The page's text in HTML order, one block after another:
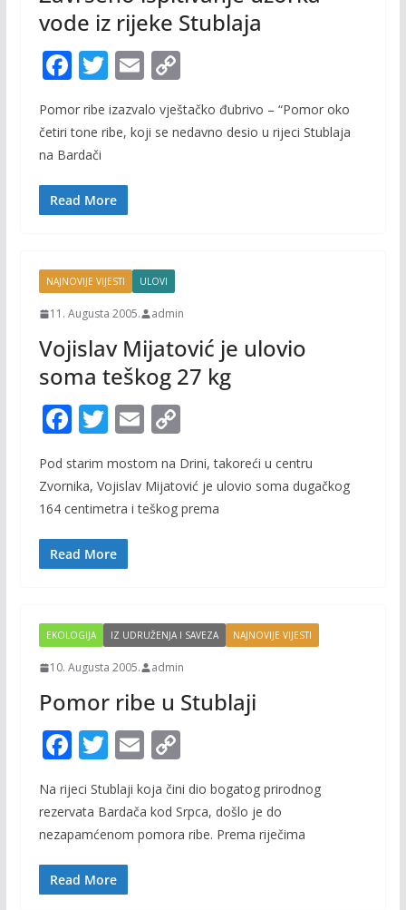
vode iz rijeke Stublaja
F
ac
e
b
o
o
T
itt
er
E
m
ai
l
C
o
p
Pomor ribe izazvalo vještačko đubrivo – “Pomor oko
četiri tone ribe, koji se nedavno desio u rijeci Stublaja
na Bardači
Read More
NAJNOVIJE VIJESTI ULOVI
11. Augusta 2005. admin
Vojislav Mijatović je ulovio
soma teškog 27 kg
F
e
b
o
o
T
itt
er
E
ai
l
C
p
y
Pod starim mostom na Drini, takoreći u centru
Zvornika, Vojislav Mijatović je ulovio soma dugačkog
164 centimetra i teškog prema
Read More
EKOLOGIJA IZ UDRUŽENJA I SAVEZA NAJNOVIJE VIJESTI
10. Augusta 2005. admin
Pomor ribe u Stublaji
F
e
b
o
o
T
w
itt
er
E
m
ai
l
C
o
p
y
Na rijeci Stublaji koja čini dio bogatog prirodnog
rezervata Bardača kod Srpca, došlo je do
nezapamćenom pomora ribe. Prema riječima
Read More